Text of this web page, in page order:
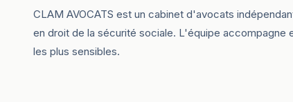
CLAM AVOCATS est un cabinet d'avocats
en droit de la sécurité sociale. L'équipe accompagne
les plus sensibles.